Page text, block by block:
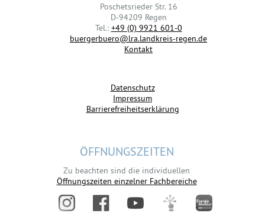
Poschetsrieder Str. 16
D-94209 Regen
Tel.: +49 (0) 9921 601-0
buergerbuero@lra.landkreis-regen.de
Kontakt
Datenschutz
Impressum
Barrierefreiheitserklärung
ÖFFNUNGSZEITEN
Zu beachten sind die individuellen
Öffnungszeiten einzelner Fachbereiche